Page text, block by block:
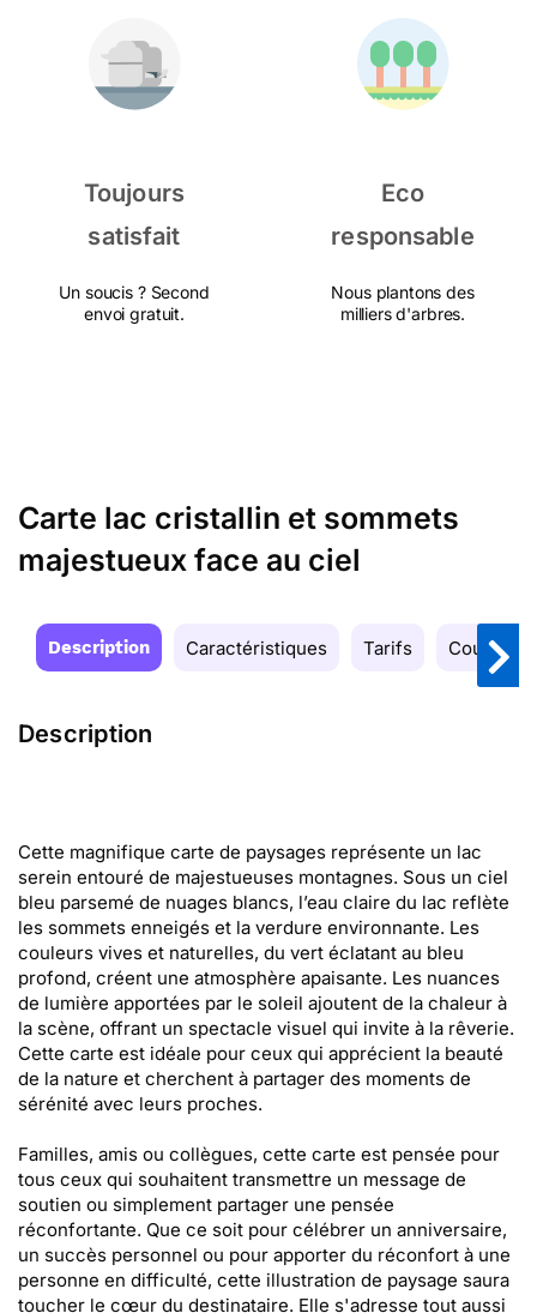
Toujours
satisfait
Un soucis ? Second
envoi gratuit.
Eco
responsable
Nous plantons des
milliers d'arbres.
Carte lac cristallin et sommets
majestueux face au ciel
Description Caractéristiques Tarifs Couleurs
Description
Cette magnifique carte de paysages représente un lac
serein entouré de majestueuses montagnes. Sous un ciel
bleu parsemé de nuages blancs, l’eau claire du lac reflète
les sommets enneigés et la verdure environnante. Les
couleurs vives et naturelles, du vert éclatant au bleu
profond, créent une atmosphère apaisante. Les nuances
de lumière apportées par le soleil ajoutent de la chaleur à
la scène, offrant un spectacle visuel qui invite à la rêverie.
Cette carte est idéale pour ceux qui apprécient la beauté
de la nature et cherchent à partager des moments de
sérénité avec leurs proches.
Familles, amis ou collègues, cette carte est pensée pour
tous ceux qui souhaitent transmettre un message de
soutien ou simplement partager une pensée
réconfortante. Que ce soit pour célébrer un anniversaire,
un succès personnel ou pour apporter du réconfort à une
personne en difficulté, cette illustration de paysage saura
toucher le cœur du destinataire. Elle s'adresse tout aussi